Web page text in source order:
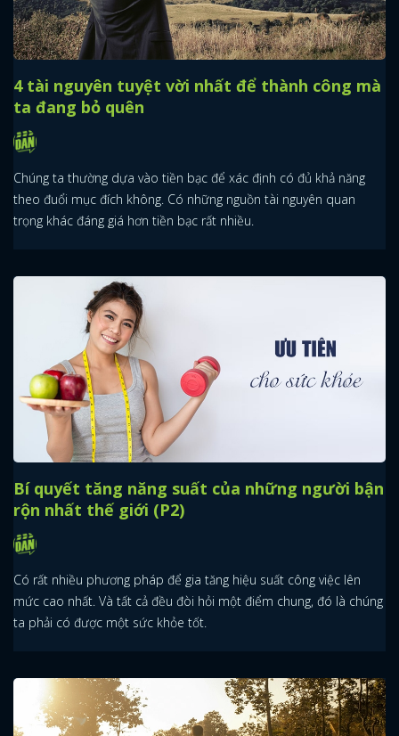
4 tài nguyên tuyệt vời nhất để thành công mà
ta đang bỏ quên
Chúng ta thường dựa vào tiền bạc để xác định có đủ khả năng
theo đuổi mục đích không. Có những nguồn tài nguyên quan
trọng khác đáng giá hơn tiền bạc rất nhiều.
Bí quyết tăng năng suất của những người bận
rộn nhất thế giới (P2)
Có rất nhiều phương pháp để gia tăng hiệu suất công việc lên
mức cao nhất. Và tất cả đều đòi hỏi một điểm chung, đó là chúng
ta phải có được một sức khỏe tốt.